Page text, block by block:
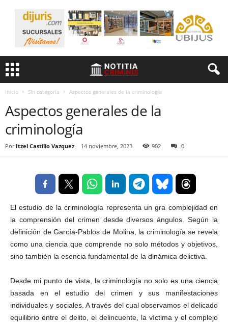
Inicio Sin categoría Aspectos generales de la criminología
Aspectos generales de la
criminología
Por Itzel Castillo Vazquez - 14 noviembre, 2023 902 0
El estudio de la criminología representa un gra complejidad en
la comprensión del crimen desde diversos ángulos. Según la
definición de García-Pablos de Molina, la criminología se revela
como una ciencia que comprende no solo métodos y objetivos,
sino también la esencia fundamental de la dinámica delictiva.
Desde mi punto de vista, la criminología no solo es una ciencia
basada en el estudio del crimen y sus manifestaciones
individuales y sociales. A través del cual observamos el delicado
equilibrio entre el delito, el delincuente, la víctima y el complejo